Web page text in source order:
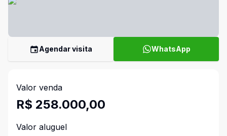
Agendar visita WhatsApp
Valor venda
R$ 258.000,00
Valor aluguel